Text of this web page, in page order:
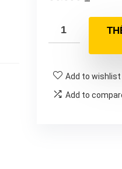
Add to wishlist
Add to